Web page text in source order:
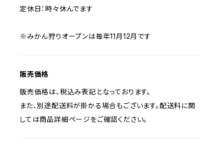
定休日：時々休んでます
※みかん狩りオープンは毎年11月12月です
販売価格
販売価格は、税込み表記となっております。
また、別途配送料が掛かる場合もございます。配送料に関
しては商品詳細ページをご確認ください。